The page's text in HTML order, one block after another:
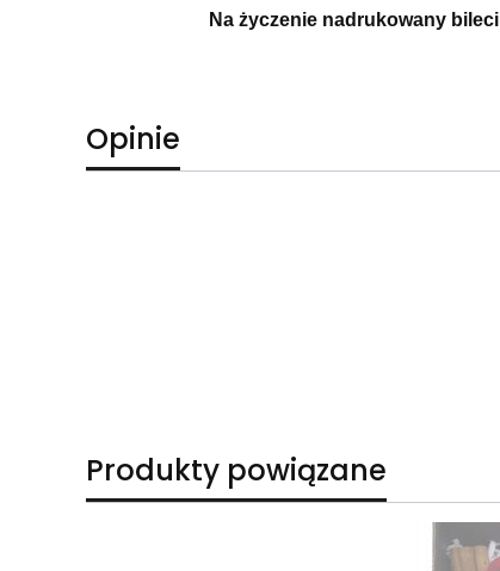
Na życzenie nadrukowany
Opinie
Produkty powiązane